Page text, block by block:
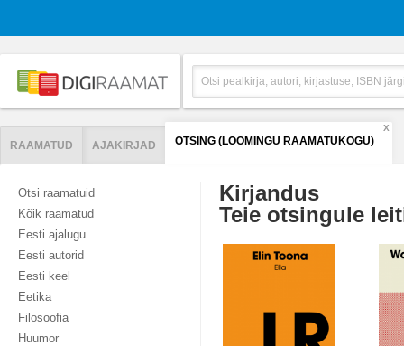
RAAMATUD AJAKIRJAD OTSING (LOOMINGU RAAMATUKOGU)
X
Otsi raamatuid
Kõik raamatud
Eesti ajalugu
Eesti autorid
Eesti keel
Eetika
Filosoofia
Huumor
Kirjandus
Teie otsingule